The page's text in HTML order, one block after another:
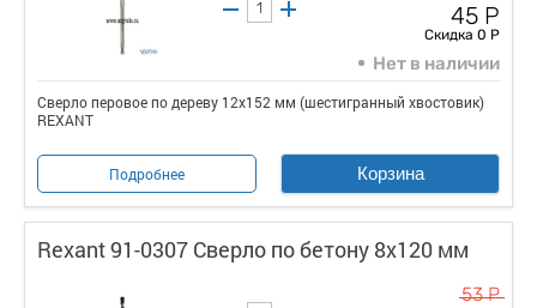
45 Р
Скидка 0 Р
Нет в наличии
Сверло перовое по дереву 12х152 мм (шестигранный хвостовик)
REXANT
Подробнее Корзина
Rexant 91-0307 Сверло по бетону 8х120 мм
53 Р